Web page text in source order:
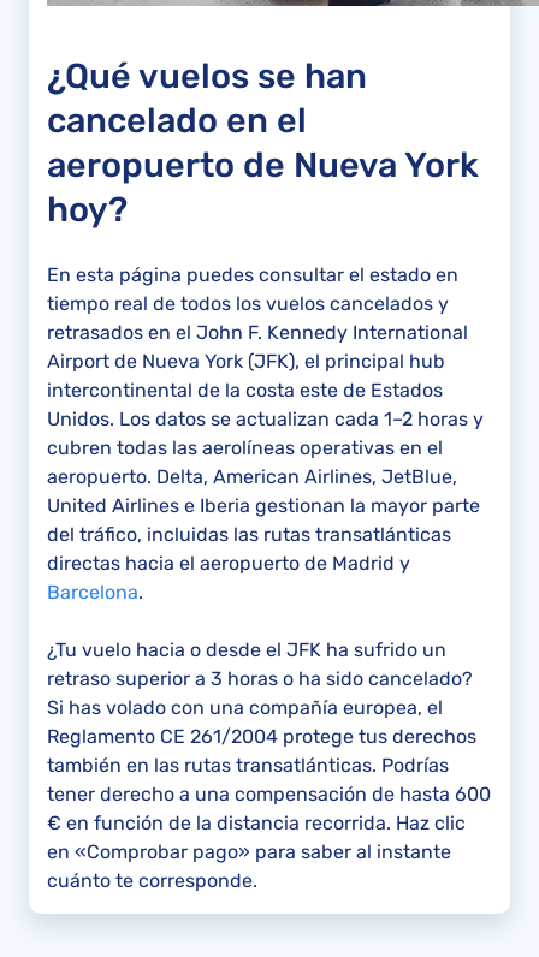
¿Qué vuelos se han
cancelado en el
aeropuerto de Nueva York
hoy?
En esta página puedes consultar el estado en
tiempo real de todos los vuelos cancelados y
retrasados en el John F. Kennedy International
Airport de Nueva York (JFK), el principal hub
intercontinental de la costa este de Estados
Unidos. Los datos se actualizan cada 1–2 horas y
cubren todas las aerolíneas operativas en el
aeropuerto. Delta, American Airlines, JetBlue,
United Airlines e Iberia gestionan la mayor parte
del tráfico, incluidas las rutas transatlánticas
directas hacia el aeropuerto de Madrid y
Barcelona.
¿Tu vuelo hacia o desde el JFK ha sufrido un
retraso superior a 3 horas o ha sido cancelado?
Si has volado con una compañía europea, el
Reglamento CE 261/2004 protege tus derechos
también en las rutas transatlánticas. Podrías
tener derecho a una compensación de hasta 600
€ en función de la distancia recorrida. Haz clic
en «Comprobar pago» para saber al instante
cuánto te corresponde.